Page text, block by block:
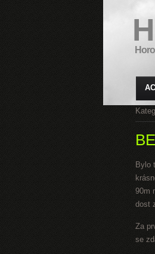
Bylo
90m
dost
Za
se